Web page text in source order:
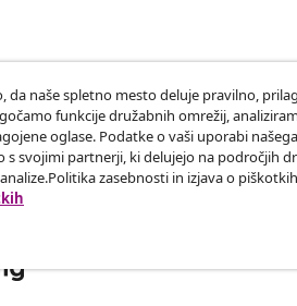
da naše spletno mesto deluje pravilno,
funkcije družabnih omrežij,
oglase. Podatke o vaši uporabi našega
s svojimi partnerji, ki delujejo na področjih
zasebnosti in izjava o piškotkih